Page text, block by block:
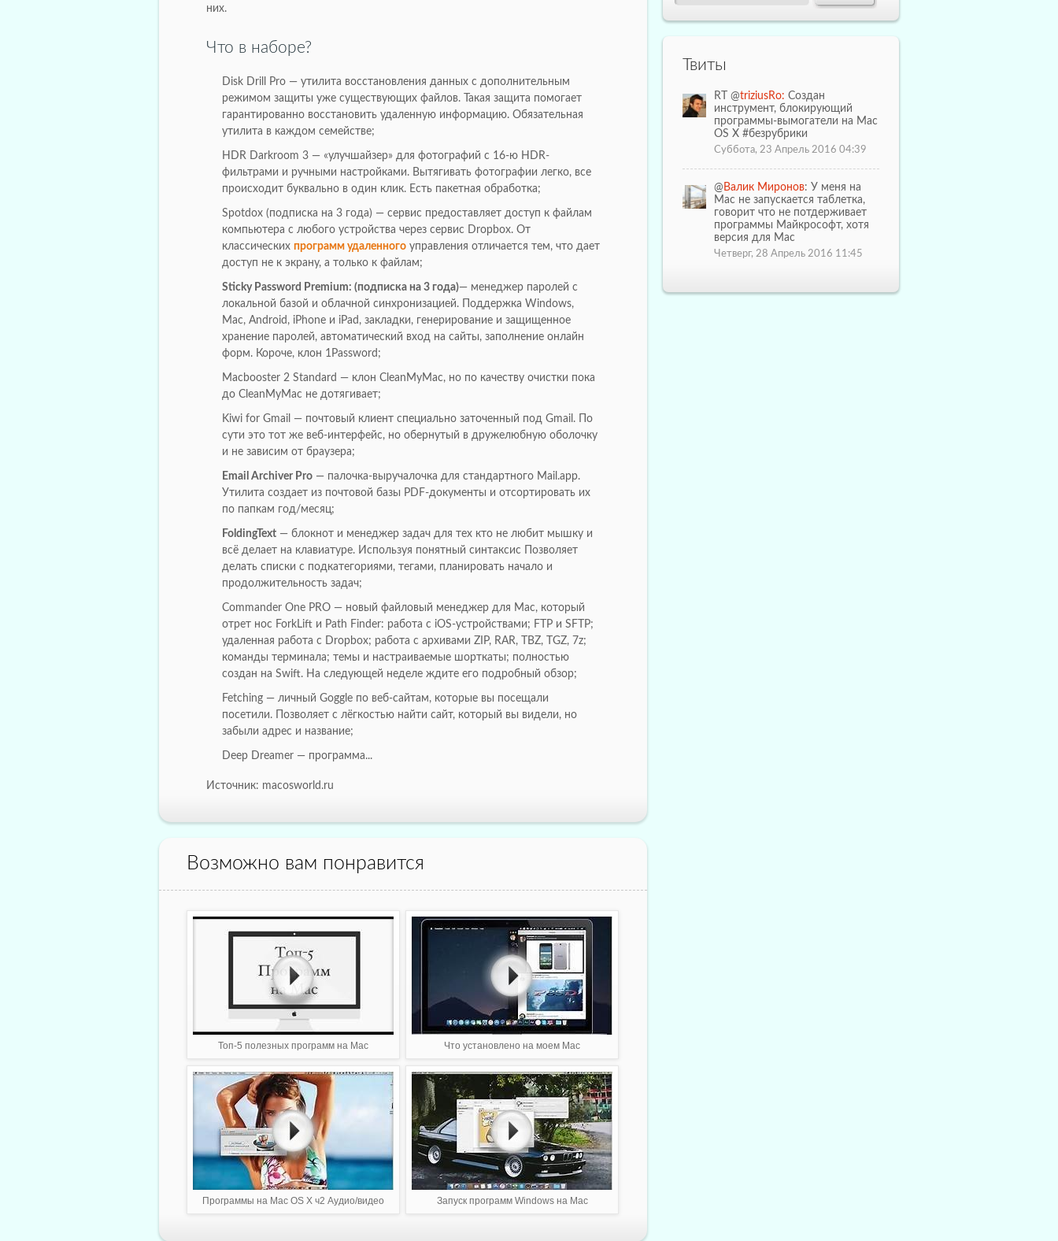
них.
Что в наборе?
Disk Drill Pro — утилита восстановления данных с дополнительным
режимом защиты уже существующих файлов. Такая защита помогает
гарантированно восстановить удаленную информацию. Обязательная
утилита в каждом семействе;
HDR Darkroom 3 — «улучшайзер» для фотографий с 16-ю HDR-
фильтрами и ручными настройками. Вытягивать фотографии легко, все
происходит буквально в один клик. Есть пакетная обработка;
Spotdox (подписка на 3 года) — сервис предоставляет доступ к файлам
компьютера с любого устройства через сервис Dropbox. От
классических программ удаленного управления отличается тем, что дает
доступ не к экрану, а только к файлам;
Sticky Password Premium: (подписка на 3 года)— менеджер паролей с
локальной базой и облачной синхронизацией. Поддержка Windows,
Mac, Android, iPhone и iPad, закладки, генерирование и защищенное
хранение паролей, автоматический вход на сайты, заполнение онлайн
форм. Короче, клон 1Password;
Macbooster 2 Standard — клон CleanMyMac, но по качеству очистки пока
до CleanMyMac не дотягивает;
Kiwi for Gmail — почтовый клиент специально заточенный под Gmail. По
сути это тот же веб-интерфейс, но обернутый в дружелюбную оболочку
и не зависим от браузера;
Email Archiver Pro — палочка-выручалочка для стандартного Mail.app.
Утилита создает из почтовой базы PDF-документы и отсортировать их
по папкам год/месяц;
FoldingText — блокнот и менеджер задач для тех кто не любит мышку и
всё делает на клавиатуре. Используя понятный синтаксис Позволяет
делать списки с подкатегориями, тегами, планировать начало и
продолжительность задач;
Commander One PRO — новый файловый менеджер для Mac, который
отрет нос ForkLift и Path Finder: работа с iOS-устройствами; FTP и SFTP;
удаленная работа с Dropbox; работа с архивами ZIP, RAR, TBZ, TGZ, 7z;
команды терминала; темы и настраиваемые шорткаты; полностью
создан на Swift. На следующей неделе ждите его подробный обзор;
Fetching — личный Goggle по веб-сайтам, которые вы посещали
посетили. Позволяет с лёгкостью найти сайт, который вы видели, но
забыли адрес и название;
Deep Dreamer — программа...
Источник: macosworld.ru
Возможно вам понравится
Топ-5 полезных программ на Mac Что установлено на моем Mac
Программы на Mac OS X ч2 Аудио/видео Запуск программ Windows на Mac
Твиты
RT @triziusRo: Создан
инструмент, блокирующий
программы-вымогатели на Mac
OS X #безрубрики
Суббота, 23 Апрель 2016 04:39
@ Валик Миронов: У меня на
Mac не запускается таблетка,
говорит что не потдерживает
программы Майкрософт, хотя
версия для Mac
Четверг, 28 Апрель 2016 11:45